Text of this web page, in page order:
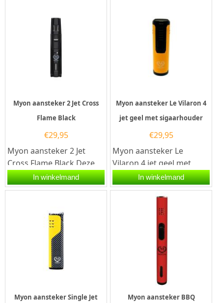
Myon aansteker 2 Jet Cross
Flame Black
€29,95
Myon aansteker 2 Jet
Cross Flame Black.Deze
Myon aansteker heeft
een zwarte afwerking. De
In winkelmand
Myon aansteker Le Vilaron 4
jet geel met sigaarhouder
€29,95
Myon aansteker Le
Vilaron 4 jet geel met
sigaarhouder.Deze Myon
aansteker heeft een gele
afwerking...
In winkelmand
Myon aansteker Single Jet Myon aansteker BBQ